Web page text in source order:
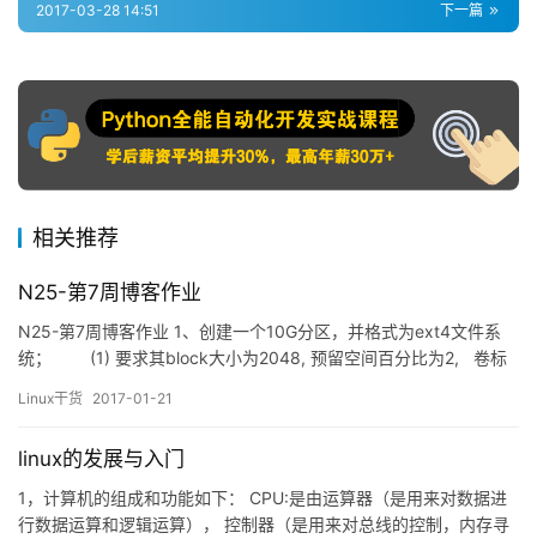
下一篇
2017-03-28 14:51
相关推荐
N25-第7周博客作业
N25-第7周博客作业 1、创建一个10G分区，并格式为ext4文件系
统； (1) 要求其block大小为2048, 预留空间百分比为2, 卷标
至/data/mydat…
Linux干货 2017-01-21
linux的发展与入门
1，计算机的组成和功能如下： CPU:是由运算器（是用来对数据进
行数据运算和逻辑运算）， 控制器（是用来对总线的控制，内存寻